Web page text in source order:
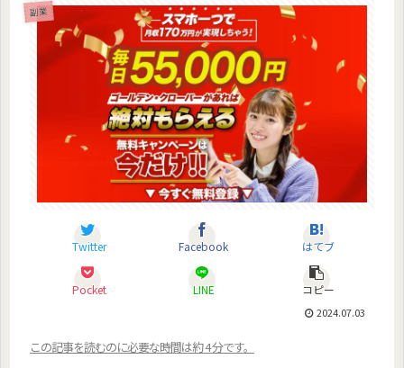
副業
Twitter Facebook はてブ
Pocket LINE コピー
2024.07.03
この記事を読むのに必要な時間は約 4 分です。